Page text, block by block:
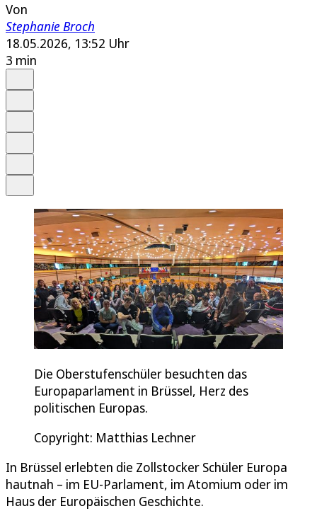
Von
Stephanie Broch
18.05.2026, 13:52 Uhr
3 min
Die Oberstufenschüler besuchten das
Europaparlament in Brüssel, Herz des
politischen Europas.
Copyright: Matthias Lechner
In Brüssel erlebten die Zollstocker Schüler Europa
hautnah – im EU-Parlament, im Atomium oder im
Haus der Europäischen Geschichte.